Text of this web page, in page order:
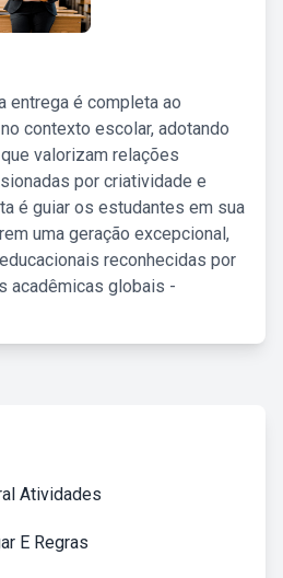
entrega é completa ao
contexto escolar, adotando
valorizam relações
por criatividade e
é guiar os estudantes em sua
uma geração excepcional,
reconhecidas por
acadêmicas globais -
Atividades
E Regras